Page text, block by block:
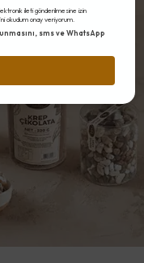
ileti gönderilmesine izin
'ni okudum onay veriyorum.
sms ve WhatsApp